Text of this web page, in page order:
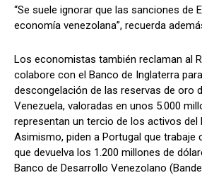
“Se suele ignorar que las sanciones de
economía venezolana”, recuerda
Los economistas también reclaman al
colabore con el Banco de Inglaterra
descongelación de las reservas de oro
Venezuela, valoradas en unos 5.000
representan un tercio de los activos del
Asimismo, piden a Portugal que trabaje
que devuelva los 1.200 millones de
Banco de Desarrollo Venezolano